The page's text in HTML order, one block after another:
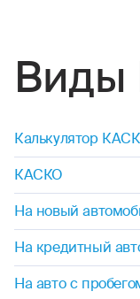
Калькулятор
КАСКО
На новый
На кредитный
На авто с